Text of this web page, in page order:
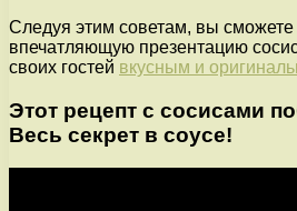
Следуя этим советам, вы сможете
впечатляющую презентацию
своих гостей вкусным и
Этот рецепт с сосисами
Весь секрет в соусе!